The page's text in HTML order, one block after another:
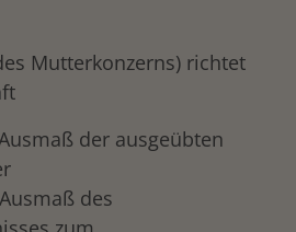
Mutterkonzerns) richtet
der ausgeübten
des